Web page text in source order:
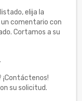
elija la
comentario con
Cortamos a su
¡Contáctenos!
su solicitud.